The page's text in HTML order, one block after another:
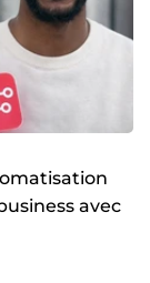
avec